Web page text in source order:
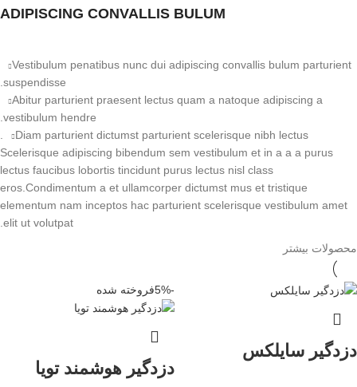
ADIPISCING CONVALLIS BULUM
Vestibulum penatibus nunc dui adipiscing convallis bulum parturient
suspendisse.
Abitur parturient praesent lectus quam a natoque adipiscing a
vestibulum hendre.
Diam parturient dictumst parturient scelerisque nibh lectus.
Scelerisque adipiscing bibendum sem vestibulum et in a a a purus
lectus faucibus lobortis tincidunt purus lectus nisl class
eros.Condimentum a et ullamcorper dictumst mus et tristique
elementum nam inceptos hac parturient scelerisque vestibulum amet
elit ut volutpat.
محصولات بیشتر
دزدگیر سایلکس
-5% فروخته شده
دزدگیر هوشمند تویا